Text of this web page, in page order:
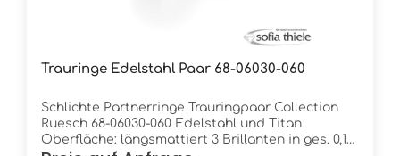
Trauringe Edelstahl Paar 68-06030-060
Schlichte Partnerringe Trauringpaar Collection
Ruesch 68-06030-060 Edelstahl und Titan
Oberfläche: längsmattiert 3 Brillanten in ges. 0,12